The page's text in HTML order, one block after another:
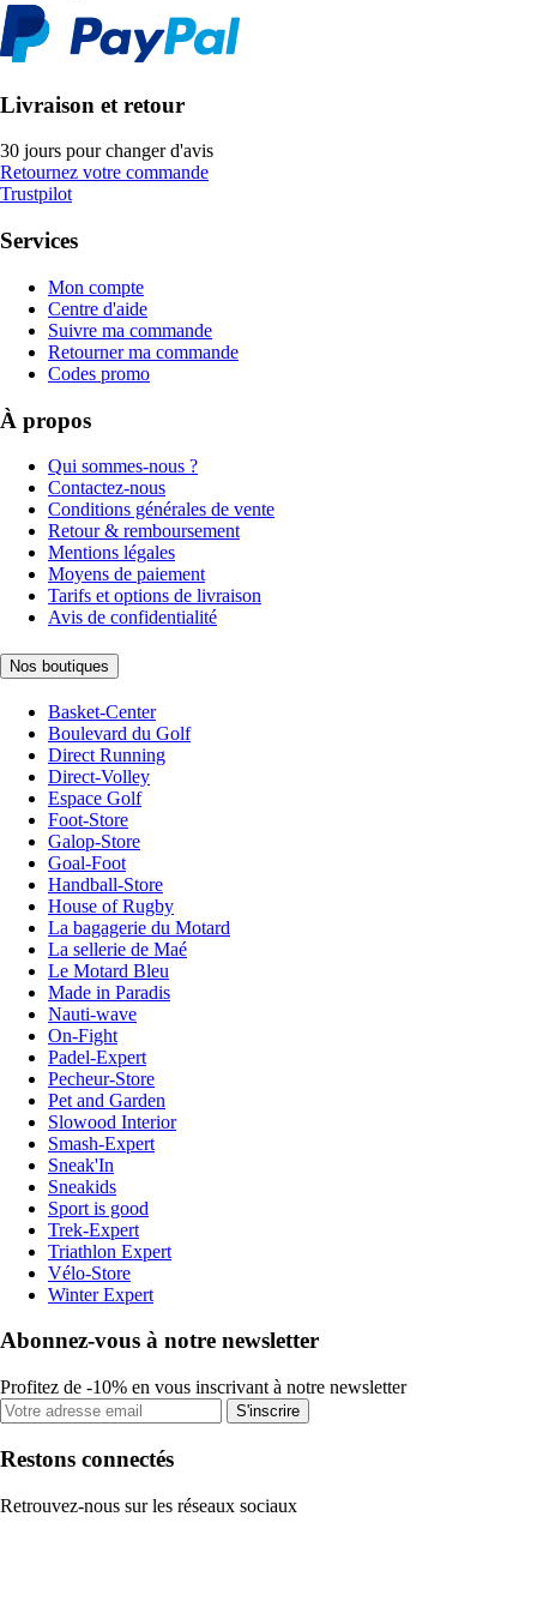
Livraison et retour
30 jours pour changer d'avis
Retournez votre commande
Trustpilot
Services
Mon compte
Centre d'aide
Suivre ma commande
Retourner ma commande
Codes promo
À propos
Qui sommes-nous ?
Contactez-nous
Conditions générales de vente
Retour & remboursement
Mentions légales
Moyens de paiement
Tarifs et options de livraison
Avis de confidentialité
Nos boutiques
Basket-Center
Boulevard du Golf
Direct Running
Direct-Volley
Espace Golf
Foot-Store
Galop-Store
Goal-Foot
Handball-Store
House of Rugby
La bagagerie du Motard
La sellerie de Maé
Le Motard Bleu
Made in Paradis
Nauti-wave
On-Fight
Padel-Expert
Pecheur-Store
Pet and Garden
Slowood Interior
Smash-Expert
Sneak'In
Sneakids
Sport is good
Trek-Expert
Triathlon Expert
Vélo-Store
Winter Expert
Abonnez-vous à notre newsletter
Profitez de -10% en vous inscrivant à notre newsletter
S'inscrire
Restons connectés
Retrouvez-nous sur les réseaux sociaux